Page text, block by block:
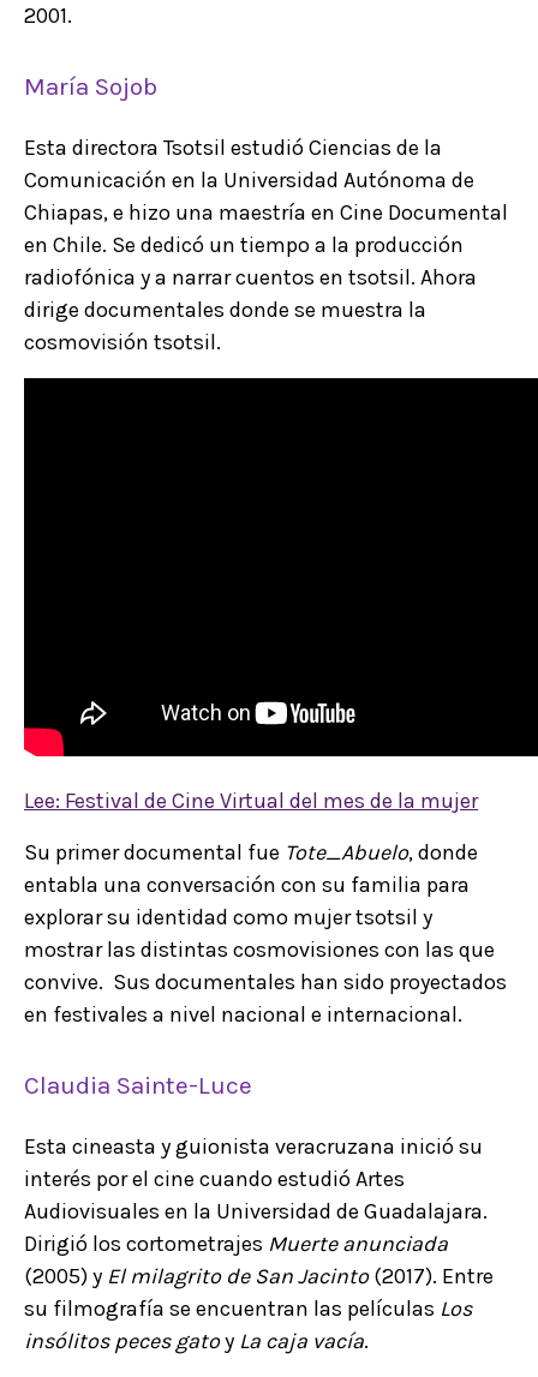
2001.
María Sojob
Esta directora Tsotsil estudió Ciencias de la
Comunicación en la Universidad Autónoma de
Chiapas, e hizo una maestría en Cine Documental
en Chile. Se dedicó un tiempo a la producción
radiofónica y a narrar cuentos en tsotsil. Ahora
dirige documentales donde se muestra la
cosmovisión tsotsil.
Lee: Festival de Cine Virtual del mes de la mujer
Su primer documental fue Tote_Abuelo, donde
entabla una conversación con su familia para
explorar su identidad como mujer tsotsil y
mostrar las distintas cosmovisiones con las que
convive. Sus documentales han sido proyectados
en festivales a nivel nacional e internacional.
Claudia Sainte-Luce
Esta cineasta y guionista veracruzana inició su
interés por el cine cuando estudió Artes
Audiovisuales en la Universidad de Guadalajara.
Dirigió los cortometrajes Muerte anunciada
(2005) y El milagrito de San Jacinto(2017). Entre
su filmografía se encuentran las películas Los
insólitos peces gatoy La caja vacía.